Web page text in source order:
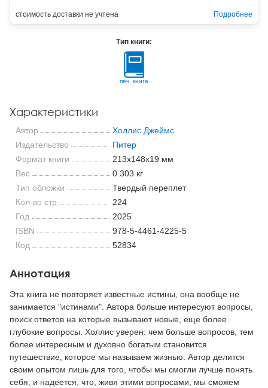
стоимость доставки не учтена Подробнее
Тип книги:
печ. книга
Характеристики
Автор
Холлис Джеймс
Издательство
Питер
Формат книги
213x148x19 мм
Вес
0.303 кг
Тип обложки
Твердый переплет
Кол-во стр
224
Год
2025
ISBN
978-5-4461-4225-5
Код
52834
Аннотация
Эта книга не повторяет известные истины, она вообще не
занимается "истинами". Автора больше интересуют вопросы,
поиск ответов на которые вызывают новые, еще более
глубокие вопросы. Холлис уверен: чем больше вопросов, тем
более интересным и духовно богатым становится
путешествие, которое мы называем жизнью. Автор делится
своим опытом лишь для того, чтобы мы смогли лучше понять
себя, и надеется, что, живя этими вопросами, мы сможем